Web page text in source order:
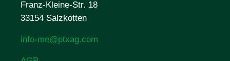
Franz-Kleine-Str. 18
33154 Salzkotten
info-me@ptxag.com